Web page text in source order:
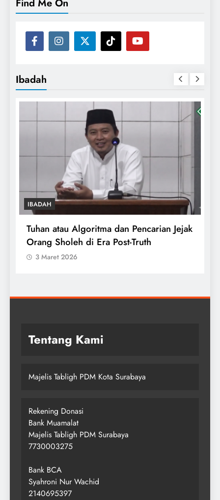
Find Me On
Ibadah
IBADAH
Tuhan atau Algoritma dan Pencarian Jejak
Orang Sholeh di Era Post-Truth
3 Maret 2026
Tentang Kami
Majelis Tabligh PDM Kota Surabaya
Rekening Donasi
Bank Muamalat
Majelis Tabligh PDM Surabaya
7730003275
Bank BCA
Syahroni Nur Wachid
2140695397